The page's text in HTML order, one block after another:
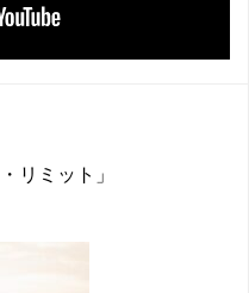
リミット」